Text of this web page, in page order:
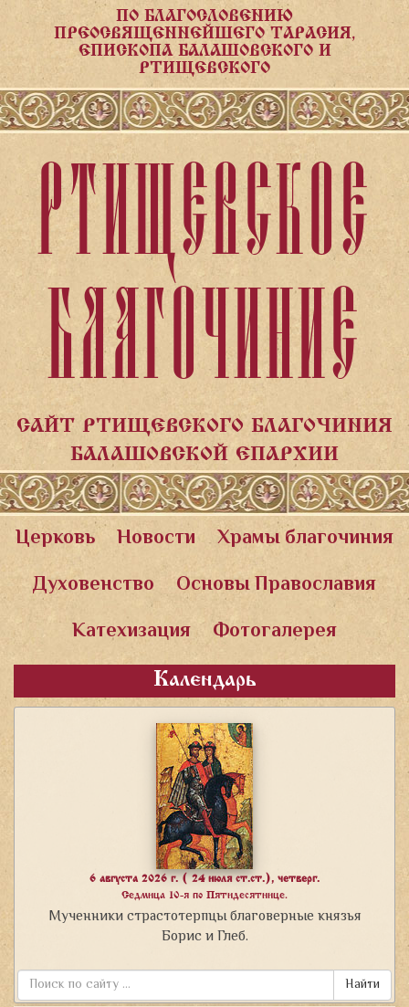
ПО БЛАГОСЛОВЕНИЮ
ПРЕОСВЯЩЕННЕЙШЕГО ТАРАСИЯ,
ЕПИСКОПА БАЛАШОВСКОГО И
РТИЩЕВСКОГО
РТИЩЕВСКОЕ
БЛАГОЧИНИЕ
САЙТ РТИЩЕВСКОГО БЛАГОЧИНИЯ
БАЛАШОВСКОЙ ЕПАРХИИ
Церковь Новости
Храмы благочиния
Духовенство
Основы Православия
Катехизация
Фотогалерея
Календарь
6 августа 2026 г. ( 24 июля ст.ст.), четверг.
Седмица 10-я по Пятидесятнице.
Мученники страстотерпцы благоверные князья
Борис и Глеб.
Найти